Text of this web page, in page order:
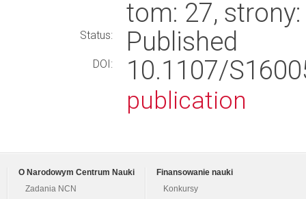
tom: 27,
Status: Published
DOI: 10.1107/
publication
O Narodowym Centrum Nauki
Zadania NCN
Finansowanie nauki
Konkursy